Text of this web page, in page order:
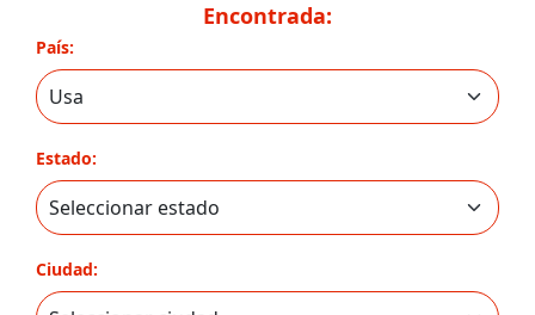
Encontrada:
País:
Estado:
Ciudad: